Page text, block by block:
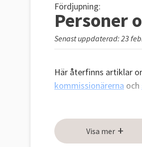
Fördjupning:
Personer
Senast uppdaterad: 23
Här återfinns artiklar
kommissionärerna och
Visa mer +